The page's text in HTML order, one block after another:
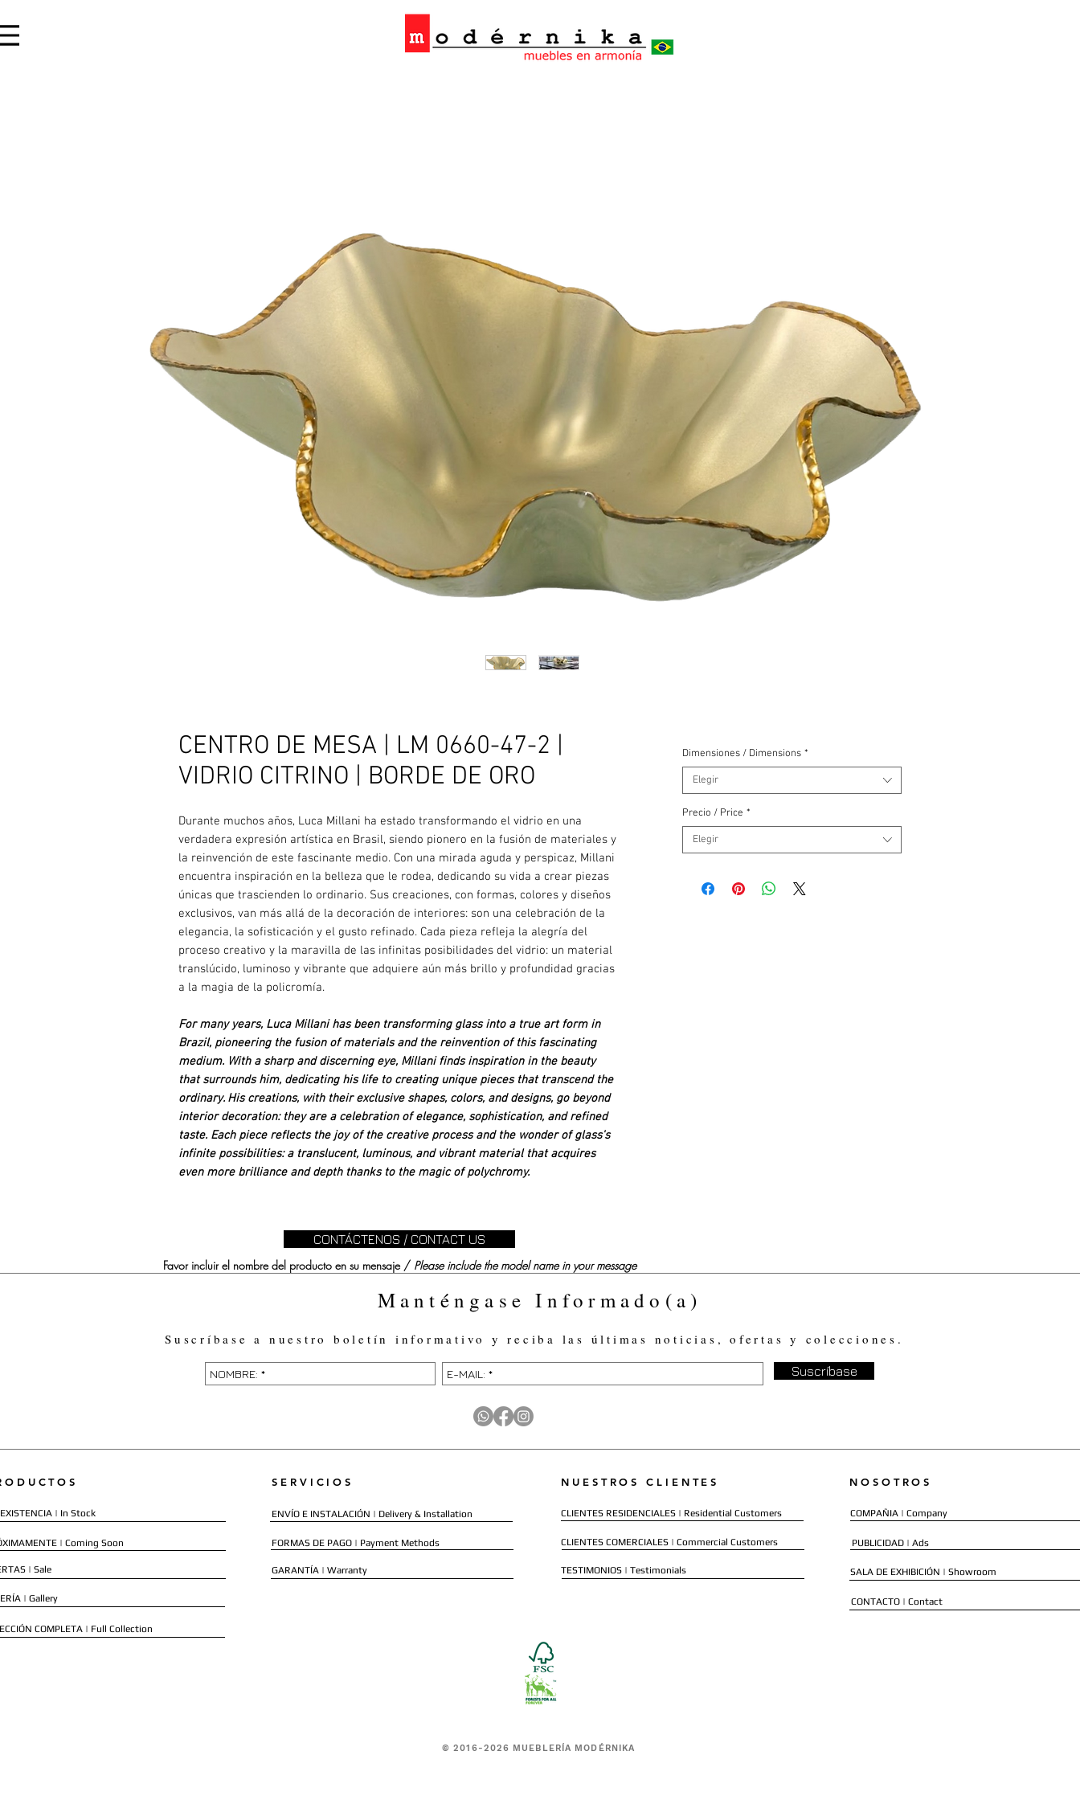
CENTRO DE MESA | LM 0660-47-2 |
VIDRIO CITRINO | BORDE DE ORO
Durante muchos años, Luca Millani ha estado transformando el vidrio en una
verdadera expresión artística en Brasil, siendo pionero en la fusión de materiales y
la reinvención de este fascinante medio. Con una mirada aguda y perspicaz, Millani
encuentra inspiración en la belleza que le rodea, dedicando su vida a crear piezas
únicas que trascienden lo ordinario. Sus creaciones, con formas, colores y diseños
exclusivos, van más allá de la decoración de interiores: son una celebración de la
elegancia, la sofisticación y el gusto refinado. Cada pieza refleja la alegría del
proceso creativo y la maravilla de las infinitas posibilidades del vidrio: un material
translúcido, luminoso y vibrante que adquiere aún más brillo y profundidad gracias
a la magia de la policromía.
For many years, Luca Millani has been transforming glass into a true art form in
Brazil, pioneering the fusion of materials and the reinvention of this fascinating
medium. With a sharp and discerning eye, Millani finds inspiration in the beauty
that surrounds him, dedicating his life to creating unique pieces that transcend the
ordinary. His creations, with their exclusive shapes, colors, and designs, go beyond
interior decoration: they are a celebration of elegance, sophistication, and refined
taste. Each piece reflects the joy of the creative process and the wonder of glass's
infinite possibilities: a translucent, luminous, and vibrant material that acquires
even more brilliance and depth thanks to the magic of polychromy.
Dimensiones / Dimensions *
Elegir
Precio / Price *
Elegir
CONTÁCTENOS / CONTACT US
Favor incluir el nombre del producto en su mensaje / Please include the model name in your message
Manténgase Informado(a)
Suscríbase a nuestro boletín informativo y reciba las últimas noticias, ofertas y colecciones.
Suscríbase
| In Stock
| Coming Soon
| Sale
| Gallery
COMPLETA | Full Collection
SERVICIOS
ENVÍO E INSTALACIÓN | Delivery & Installation
FORMAS DE PAGO | Payment Methods
GARANTÍA | Warranty
NUESTROS CLIENTES
CLIENTES RESIDENCIALES | Residential Customers
CLIENTES COMERCIALES | Commercial Customers
TESTIMONIOS | Testimonials
NOSOTROS
COMPAÑIA | Company
PUBLICIDAD | Ads
SALA DE EXHIBICIÓN | Showroom
CONTACTO | Contact
© 2016-2026 MUEBLERÍA MODÉRNIKA